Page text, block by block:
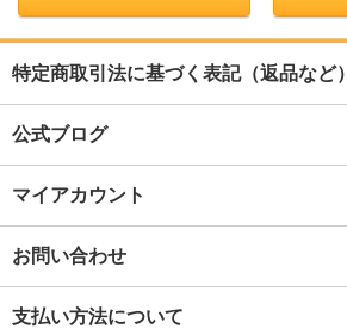
特定商取引法に基づく表記（返品など）
公式ブログ
マイアカウント
お問い合わせ
支払い方法について